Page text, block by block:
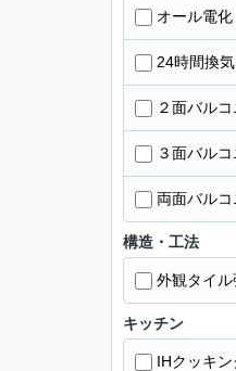
オール電化
24時間換
２面バル
３面バル
両面バルコ
構造・工法
外観タイル
キッチン
IHクッキ